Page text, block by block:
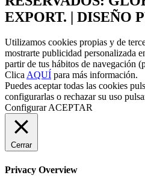
EXPORT. | DISEÑO
Utilizamos cookies propias y de
mostrarte publicidad personalizada
partir de tus hábitos de navegación
ClicaAQUÍ para más información.
Puedes aceptar todas las cookies
configurarlas o rechazar su uso
ConfigurarACEPTAR
Cerrar
Privacy Overview